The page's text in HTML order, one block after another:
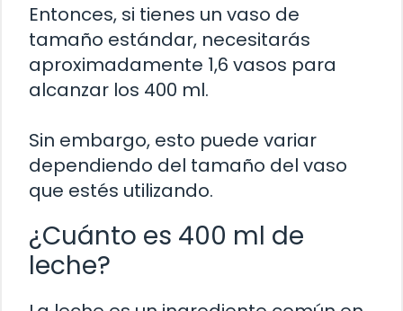
Entonces, si tienes un vaso de
tamaño estándar, necesitarás
aproximadamente 1,6 vasos para
alcanzar los 400 ml.
Sin embargo, esto puede variar
dependiendo del tamaño del vaso
que estés utilizando.
¿Cuánto es 400 ml de
leche?